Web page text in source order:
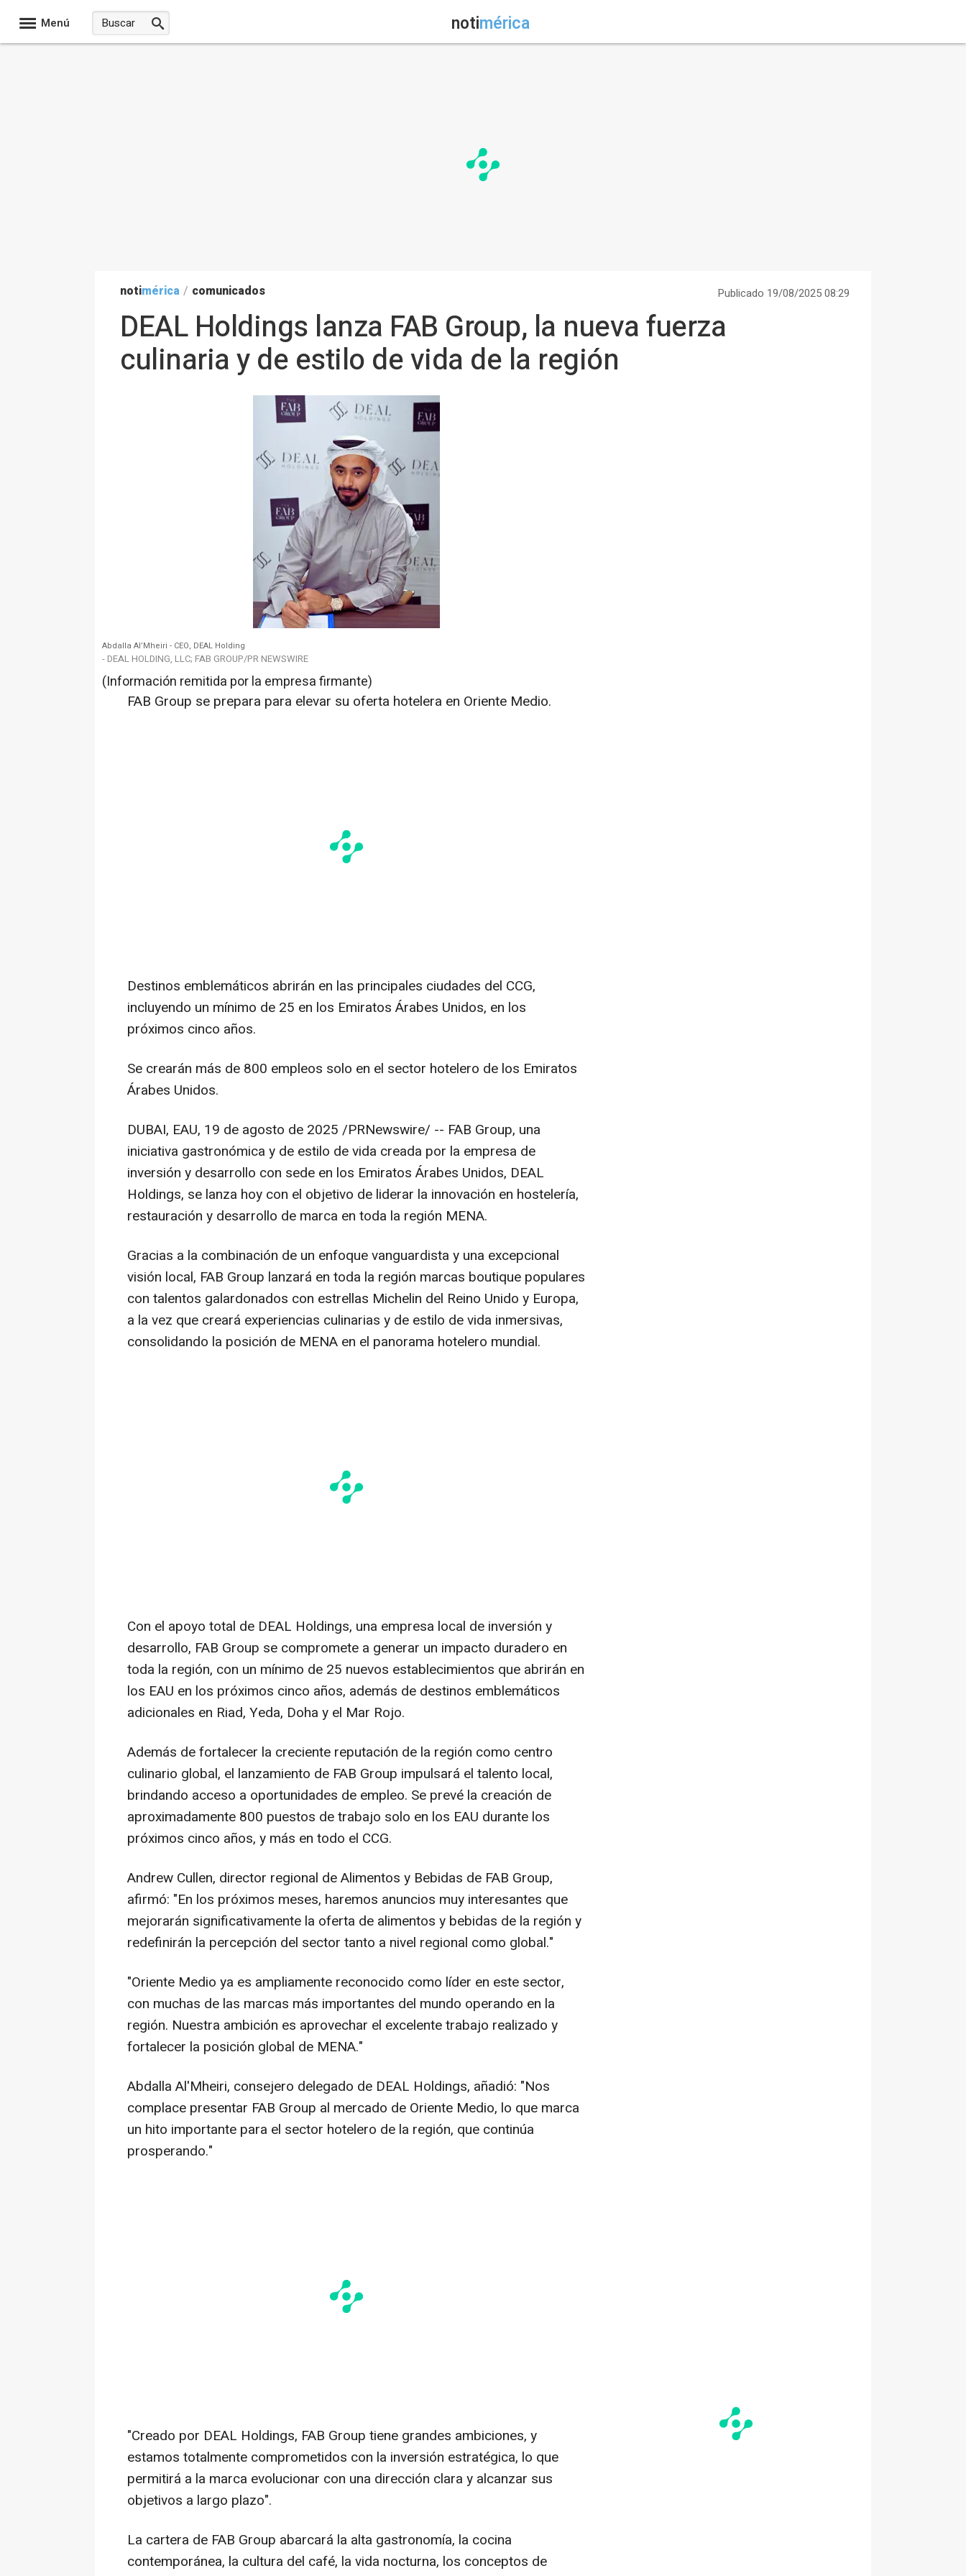
Menú notimérica
notimérica / comunicados Publicado 19/08/2025 08:29
DEAL Holdings lanza FAB Group, la nueva fuerza
culinaria y de estilo de vida de la región
Abdalla Al’Mheiri - CEO, DEAL Holding
- DEAL HOLDING, LLC; FAB GROUP/PR NEWSWIRE
(Información remitida por la empresa firmante)
FAB Group se prepara para elevar su oferta hotelera en Oriente Medio.
Destinos emblemáticos abrirán en las principales ciudades del CCG,
incluyendo un mínimo de 25 en los Emiratos Árabes Unidos, en los
próximos cinco años.
Se crearán más de 800 empleos solo en el sector hotelero de los Emiratos
Árabes Unidos.
DUBAI, EAU, 19 de agosto de 2025 /PRNewswire/ -- FAB Group, una
iniciativa gastronómica y de estilo de vida creada por la empresa de
inversión y desarrollo con sede en los Emiratos Árabes Unidos, DEAL
Holdings, se lanza hoy con el objetivo de liderar la innovación en hostelería,
restauración y desarrollo de marca en toda la región MENA.
Gracias a la combinación de un enfoque vanguardista y una excepcional
visión local, FAB Group lanzará en toda la región marcas boutique populares
con talentos galardonados con estrellas Michelin del Reino Unido y Europa,
a la vez que creará experiencias culinarias y de estilo de vida inmersivas,
consolidando la posición de MENA en el panorama hotelero mundial.
Con el apoyo total de DEAL Holdings, una empresa local de inversión y
desarrollo, FAB Group se compromete a generar un impacto duradero en
toda la región, con un mínimo de 25 nuevos establecimientos que abrirán en
los EAU en los próximos cinco años, además de destinos emblemáticos
adicionales en Riad, Yeda, Doha y el Mar Rojo.
Además de fortalecer la creciente reputación de la región como centro
culinario global, el lanzamiento de FAB Group impulsará el talento local,
brindando acceso a oportunidades de empleo. Se prevé la creación de
aproximadamente 800 puestos de trabajo solo en los EAU durante los
próximos cinco años, y más en todo el CCG.
Andrew Cullen, director regional de Alimentos y Bebidas de FAB Group,
afirmó: "En los próximos meses, haremos anuncios muy interesantes que
mejorarán significativamente la oferta de alimentos y bebidas de la región y
redefinirán la percepción del sector tanto a nivel regional como global."
"Oriente Medio ya es ampliamente reconocido como líder en este sector,
con muchas de las marcas más importantes del mundo operando en la
región. Nuestra ambición es aprovechar el excelente trabajo realizado y
fortalecer la posición global de MENA."
Abdalla Al'Mheiri, consejero delegado de DEAL Holdings, añadió: "Nos
complace presentar FAB Group al mercado de Oriente Medio, lo que marca
un hito importante para el sector hotelero de la región, que continúa
prosperando."
"Creado por DEAL Holdings, FAB Group tiene grandes ambiciones, y
estamos totalmente comprometidos con la inversión estratégica, lo que
permitirá a la marca evolucionar con una dirección clara y alcanzar sus
objetivos a largo plazo".
La cartera de FAB Group abarcará la alta gastronomía, la cocina
contemporánea, la cultura del café, la vida nocturna, los conceptos de